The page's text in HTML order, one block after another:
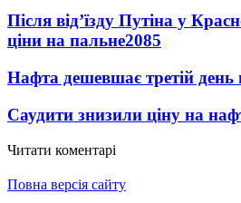
Після від’їзду Путіна у
ціни на пальне2085
Нафта дешевшає третій день
Саудити знизили ціну на
Читати коментарі
Повна версія сайту